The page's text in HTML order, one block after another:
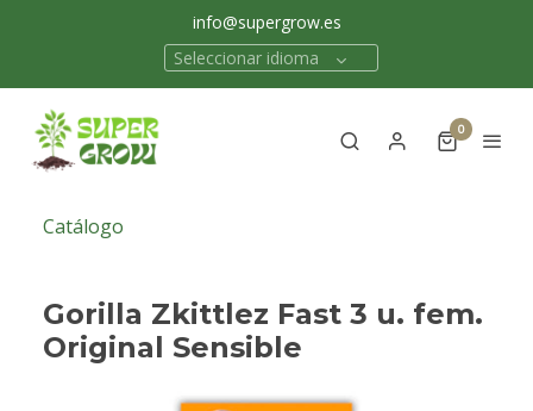
info@supergrow.es
Seleccionar idioma
0
Catálogo
Gorilla Zkittlez Fast 3 u. fem.
Original Sensible